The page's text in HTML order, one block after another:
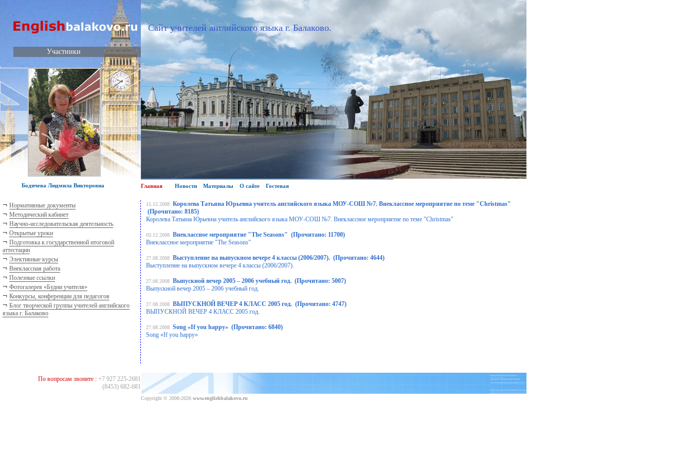
Участники
Сайт учителей английского языка г. Балаково.
Бодичева Людмила Викторовна Главная Новости Материалы О сайте Гостевая
¬ Нормативные документы
¬ Методический кабинет
¬ Научно-исследовательская деятельность
¬ Открытые уроки
¬ Подготовка к государственной итоговой
аттестации
¬ Элективные курсы
¬ Внеклассная работа
¬ Полезные ссылки
¬ Фотогалерея «Будни учителя»
¬ Конкурсы, конференции для педагогов
¬ Блог творческой группы учителей английского
языка г. Балаково
15.12.2008 Королева Татьяна Юрьевна учитель английского языка МОУ-СОШ №7. Внеклассное мероприятие по теме "Christmas"
(Прочитано: 8185)
Королева Татьяна Юрьевна учитель английского языка МОУ-СОШ №7. Внеклассное мероприятие по теме "Christmas"
03.12.2008 Внеклассное мероприятие "The Seasons" (Прочитано: 11700)
Внеклассное мероприятие "The Seasons"
27.08.2008 Выступление на выпускном вечере 4 классы (2006/2007). (Прочитано: 4644)
Выступление на выпускном вечере 4 классы (2006/2007).
27.08.2008 Выпускной вечер 2005 – 2006 учебный год. (Прочитано: 5007)
Выпускной вечер 2005 – 2006 учебный год.
27.08.2008 ВЫПУСКНОЙ ВЕЧЕР 4 КЛАСС 2005 год. (Прочитано: 4747)
ВЫПУСКНОЙ ВЕЧЕР 4 КЛАСС 2005 год.
27.08.2008 Song «If you happy» (Прочитано: 6840)
Song «If you happy»
По вопросам звоните : +7 927 225-2681
(8453) 682-681
Copyright © 2008-2026 www.englishbalakovo.ru